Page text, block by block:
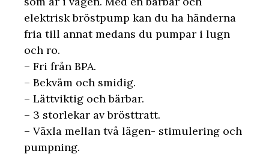
elektrisk bröstpump kan du ha händerna
fria till annat medans du pumpar i lugn
och ro.
– Fri från BPA.
– Bekväm och smidig.
– Lättviktig och bärbar.
– 3 storlekar av brösttratt.
– Växla mellan två lägen- stimulering och
pumpning.